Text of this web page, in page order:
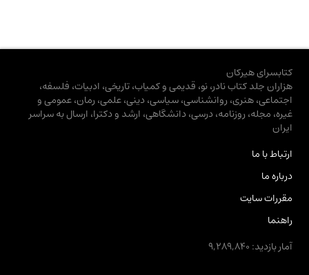
کتابسرای هیرکان
هزاران جلد کتاب نادر، نو، قدیمی و کمیاب، تاریخی، ادبیات، فلسفه،
اجتماعی، هنری، روانشناسی، سیاسی، دینی، علمی، رمان، عمومی و
غیره، مجله، روزنامه، درسی، دانشگاهی، ارشد و دکترا، ارسال به سراسر
ایران
ارتباط با ما
درباره ما
مقررات سایت
راهنما
آمار بازدید: 9,289,840